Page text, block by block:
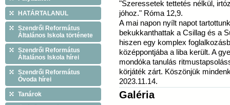
HATÁRTALANUL
Szendrői Református
Általános Iskola története
Szendrői Református
Általános Iskola hírei
Szendrői Református
Óvoda hírei
Tanárok
"Szeressetek tettetés nélkül,
jóhoz." Róma 12,9.
A mai napon nyílt napot
bekukkanthattak a Csillag és a
hiszen egy komplex
középpontjába a liba került. A
mondóka tanulás
körjáték zárt. Köszönjük
2023.11.14.
Galéria